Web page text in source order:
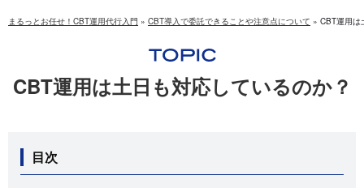
まるっとお任せ！CBT運用代行入門 » CBT導入で委託できることや注意点について » CBT運用は
CBT運用は土日も対応しているのか？
目次